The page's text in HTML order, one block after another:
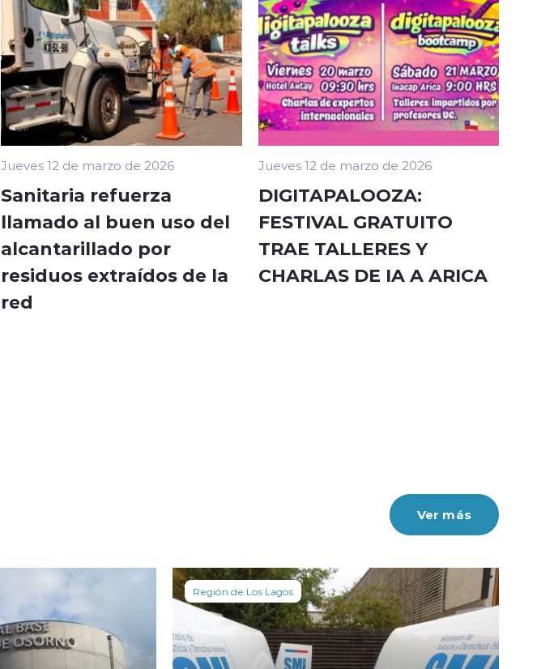
Jueves 12 de marzo de 2026
Sanitaria refuerza
llamado al buen uso del
alcantarillado por
residuos extraídos de la
red
Jueves 12 de marzo de 2026
DIGITAPALOOZA:
FESTIVAL GRATUITO
TRAE TALLERES Y
CHARLAS DE IA A ARICA
Ver más
Región de Los Lagos